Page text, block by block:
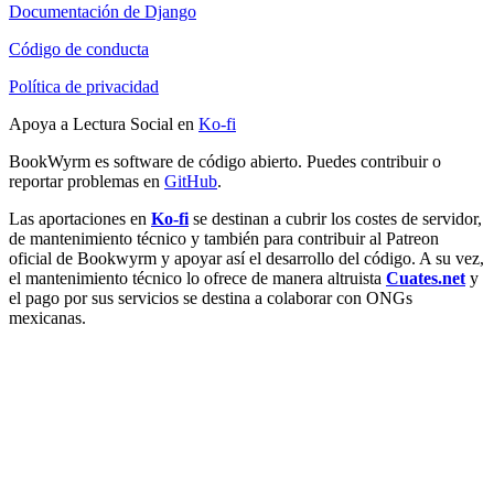
Documentación de Django
Código de conducta
Política de privacidad
Apoya a Lectura Social en Ko-fi
BookWyrm es software de código abierto. Puedes contribuir o
reportar problemas en GitHub.
Las aportaciones en Ko-fi se destinan a cubrir los costes de servidor,
de mantenimiento técnico y también para contribuir al Patreon
oficial de Bookwyrm y apoyar así el desarrollo del código. A su vez,
el mantenimiento técnico lo ofrece de manera altruista Cuates.net y
el pago por sus servicios se destina a colaborar con ONGs
mexicanas.